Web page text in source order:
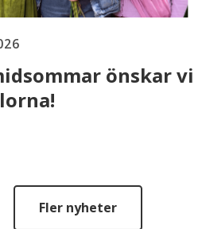
önskar vi
Fler nyheter